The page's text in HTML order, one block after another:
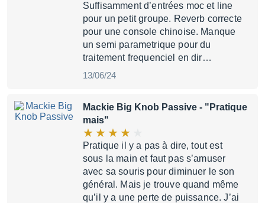
Suffisamment d’entrées moc et line
pour un petit groupe. Reverb correcte
pour une console chinoise. Manque
un semi parametrique pour du
traitement frequenciel en dir…
13/06/24
Mackie Big Knob Passive - "Pratique
mais"
Pratique il y a pas à dire, tout est
sous la main et faut pas s’amuser
avec sa souris pour diminuer le son
général. Mais je trouve quand même
qu’il y a une perte de puissance. J’ai